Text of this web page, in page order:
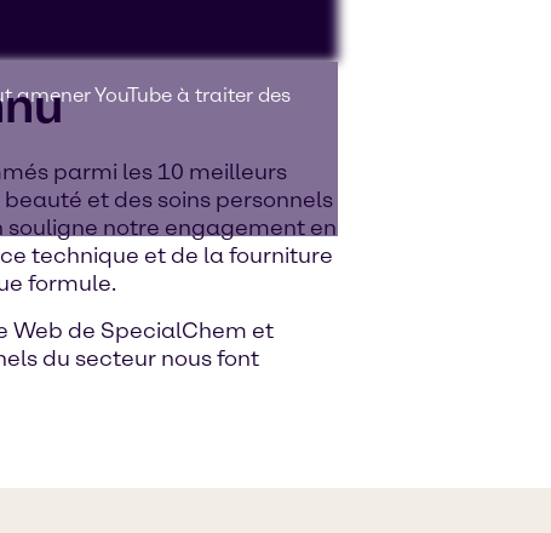
amener YouTube à traiter des
parmi les 10 meilleurs
et des soins personnels
notre engagement en
technique et de la fourniture
formule.
Web de SpecialChem et
du secteur nous font